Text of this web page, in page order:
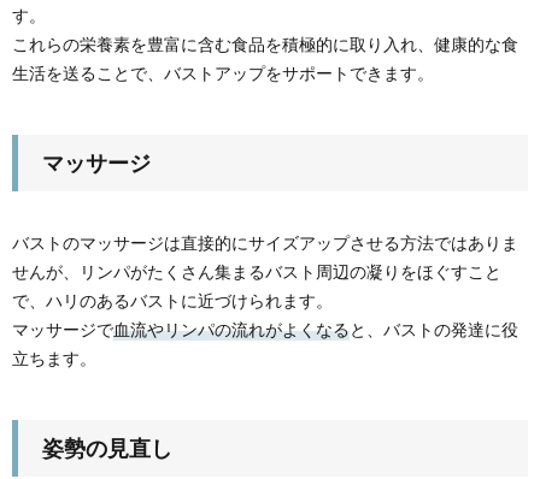
す。
これらの栄養素を豊富に含む食品を積極的に取り入れ、健康的な食
生活を送ることで、バストアップをサポートできます。
マッサージ
バストのマッサージは直接的にサイズアップさせる方法ではありま
せんが、リンパがたくさん集まるバスト周辺の凝りをほぐすこと
で、ハリのあるバストに近づけられます。
マッサージで血流やリンパの流れがよくなると、バストの発達に役
立ちます。
姿勢の見直し